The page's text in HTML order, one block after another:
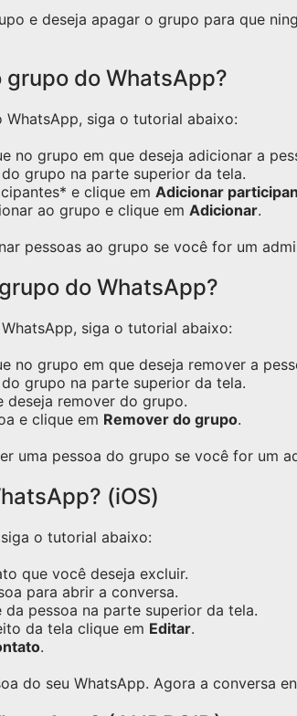
e deseja apagar o grupo para que
do WhatsApp?
siga o tutorial abaixo:
no grupo em que deseja adicionar a
grupo na parte superior da tela.
e clique em Adicionar
ao grupo e clique em Adicionar.
pessoas ao grupo se você for um
do WhatsApp?
siga o tutorial abaixo:
no grupo em que deseja remover a
grupo na parte superior da tela.
deseja remover do grupo.
e clique em Remover do grupo.
uma pessoa do grupo se você for um
(iOS)
o tutorial abaixo:
que você deseja excluir.
para abrir a conversa.
pessoa na parte superior da tela.
da tela clique em Editar.
.
do seu WhatsApp. Agora a conversa